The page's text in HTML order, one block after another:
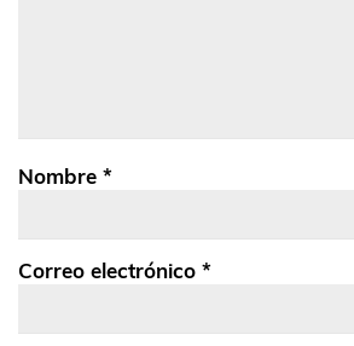
Nombre *
Correo electrónico *